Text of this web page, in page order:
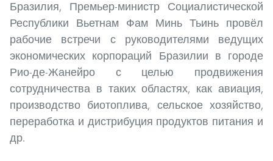
Бразилия, Премьер-министр Социалистической
Республики Вьетнам Фам Минь Тьинь провёл
рабочие встречи с руководителями ведущих
экономических корпораций Бразилии в городе
Рио-де-Жанейро с целью продвижения
сотрудничества в таких областях, как авиация,
производство биотоплива, сельское хозяйство,
переработка и дистрибуция продуктов питания и
др.